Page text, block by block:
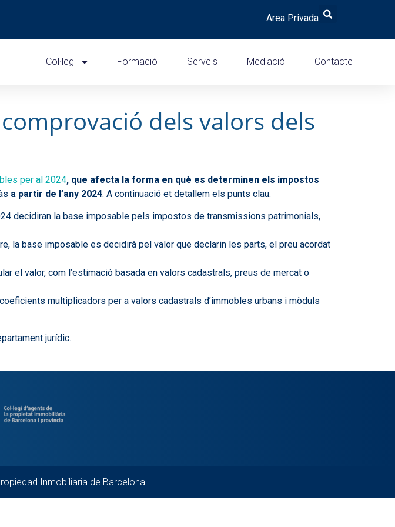
Area Privada
Col·legi Formació Serveis Mediació Contacte
dels valors dels
per al 2024, que afecta la forma en què es determinen els impostos
a partir de l’any 2024. A continuació et detallem els punts clau:
decidiran la base imposable pels impostos de transmissions patrimonials,
la base imposable es decidirà pel valor que declarin les parts, el preu acordat
el valor, com l’estimació basada en valors cadastrals, preus de mercat o
multiplicadors per a valors cadastrals d’immobles urbans i mòduls
jurídic.
Inmobiliaria de Barcelona